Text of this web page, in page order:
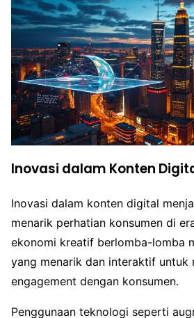
Inovasi dalam Konten
Inovasi dalam konten digital
menarik perhatian konsumen di
ekonomi kreatif berlomba-lomba
yang menarik dan interaktif untuk
engagement dengan konsumen.
Penggunaan teknologi seperti